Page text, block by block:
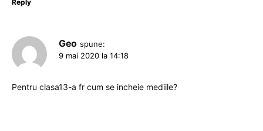
Reply
Geo spune:
9 mai 2020 la 14:18
Pentru clasa13-a fr cum se incheie mediile?